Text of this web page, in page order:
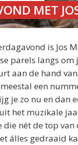
MET
is Jos
parels langs
aan de hand
een
je zo nu en dan
het muzikale
die nét de top
álles gedraaid